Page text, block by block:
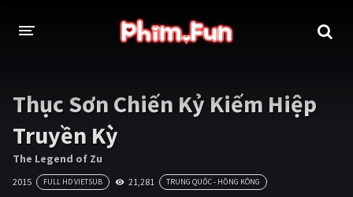
Thần thoại - Cổ trang
Tâm lý
Võ thuật - Kiếm hiệp Nhạc kịch
Thục Sơn Chiến Kỷ Kiếm Hiệp
Truyền Kỳ
The Legend of Zu
2015 FULL HD VIETSUB 21,281 TRUNG QUỐC - HỒNG KÔNG